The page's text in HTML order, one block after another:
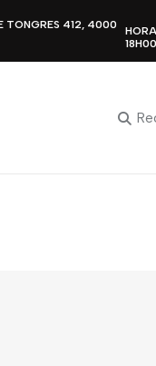
TONGRES 412, 4000